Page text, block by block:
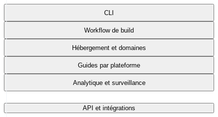
CLI
Workflow de build
Hébergement et domaines
Guides par plateforme
Analytique et surveillance
API et intégrations